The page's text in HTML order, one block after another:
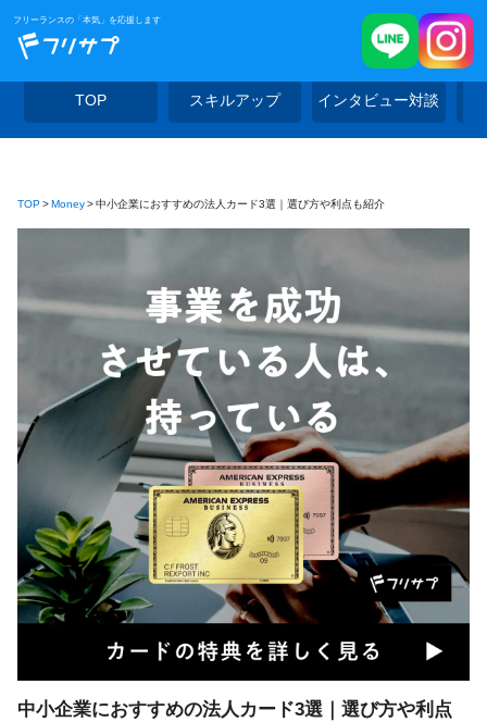
フリーランスの「本気」を応援します
TOP スキルアップ インタビュー対談
TOP Money 中小企業におすすめの法人カード3選｜選び方や利点も紹介
中小企業におすすめの法人カード3選｜選び方や利点